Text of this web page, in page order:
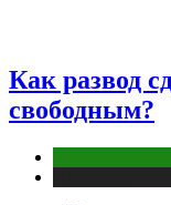
Как развод
свободным?